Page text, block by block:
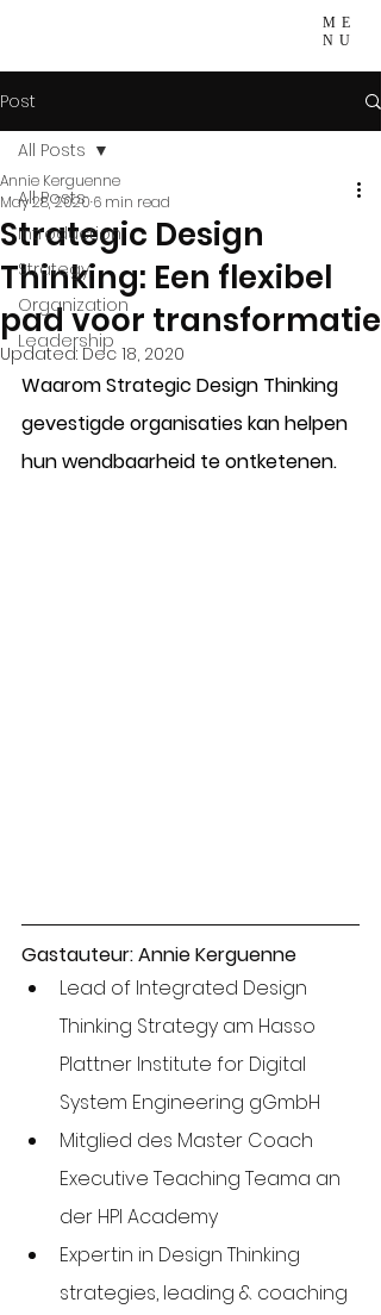
ME
NU
Post
All Posts
Introduction
Strategy
Organization
Leadership
All Posts
Strategic Design
Thinking: Een flexibel
pad voor transformatie
Annie Kerguenne
May 28, 2020 6 min read
Updated:Dec 18, 2020
Waarom Strategic Design Thinking
gevestigde organisaties kan helpen
hun wendbaarheid te ontketenen.
Gastauteur: Annie Kerguenne
Lead of Integrated Design
Thinking Strategy am Hasso
Plattner Institute for Digital
System Engineering gGmbH
Mitglied des Master Coach
Executive Teaching Teama an
der HPI Academy
Expertin in Design Thinking
strategies, leading & coaching